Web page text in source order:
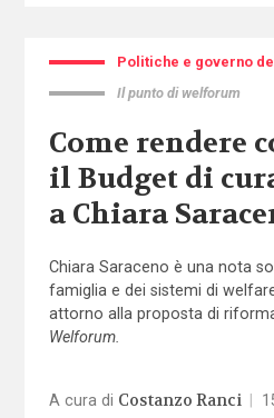
Politiche e governo
Il punto di welforum
Come rendere
il Budget di
a Chiara
Chiara Saraceno è una nota
famiglia e dei sistemi di
attorno alla proposta di
Welforum.
A cura di Costanzo Ranci